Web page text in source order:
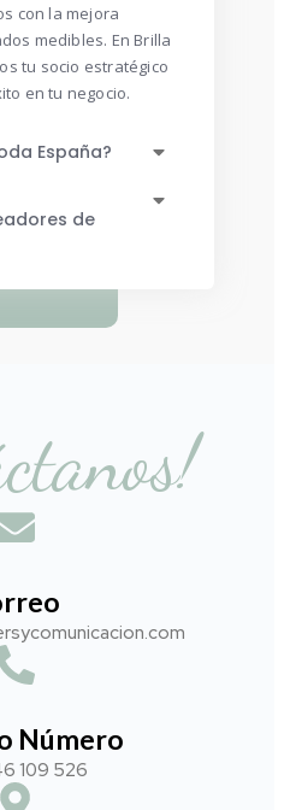
con la mejora
medibles. En Brilla
tu socio estratégico
en tu negocio.
España?
de
Número
109 526